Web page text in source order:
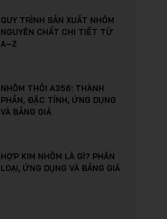
QUY TRÌNH SẢN XUẤT NHÔM
NGUYÊN CHẤT CHI TIẾT TỪ
A–Z
NHÔM THỎI A356: THÀNH
PHẦN, ĐẶC TÍNH, ỨNG DỤNG
VÀ BẢNG GIÁ
HỢP KIM NHÔM LÀ GÌ? PHÂN
LOẠI, ỨNG DỤNG VÀ BẢNG GIÁ